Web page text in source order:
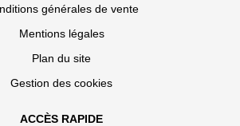
générales de vente
Mentions légales
Plan du site
Gestion des cookies
ACCÈS RAPIDE